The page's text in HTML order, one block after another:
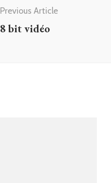
Previous Article
8 bit vidéo